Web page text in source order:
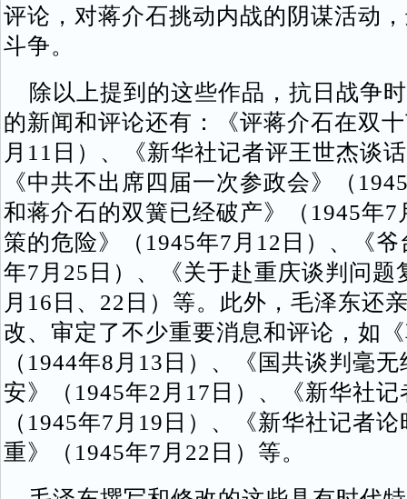
评论，对蒋介石挑动内战的阴谋活动
斗争。
除以上提到的这些作品，抗日战争
的新闻和评论还有：《评蒋介石在双
月11日）、《新华社记者评王世杰谈
《中共不出席四届一次参政会》（
和蒋介石的双簧已经破产》（1945年
策的危险》（1945年7月12日）、《
年7月25日）、《关于赴重庆谈判问题
月16日、22日）等。此外，毛泽东还
改、审定了不少重要消息和评论，如
（1944年8月13日）、《国共谈判毫
安》（1945年2月17日）、《新华社
（1945年7月19日）、《新华社记者
重》（1945年7月22日）等。